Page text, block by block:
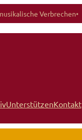
Verbrechen
UnterstützenKontakt